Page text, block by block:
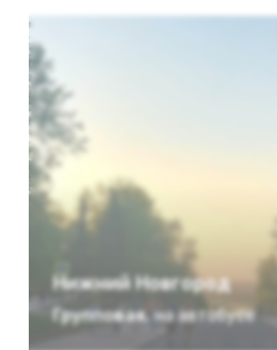
Нижний Новгород
Групповая, на автобусе